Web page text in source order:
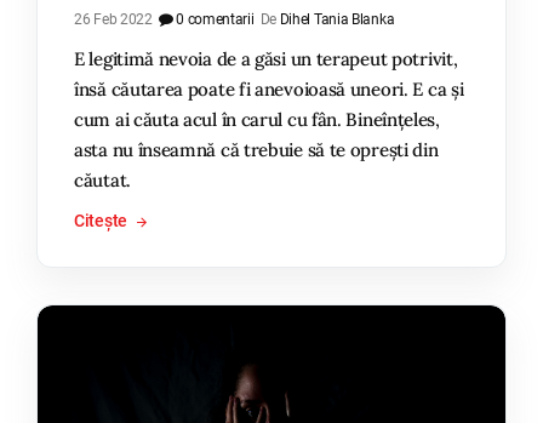
26 Feb 2022 0 comentarii De Dihel Tania Blanka
E legitimă nevoia de a găsi un terapeut potrivit,
însă căutarea poate fi anevoioasă uneori. E ca și
cum ai căuta acul în carul cu fân. Bineînțeles,
asta nu înseamnă că trebuie să te oprești din
căutat.
Citește